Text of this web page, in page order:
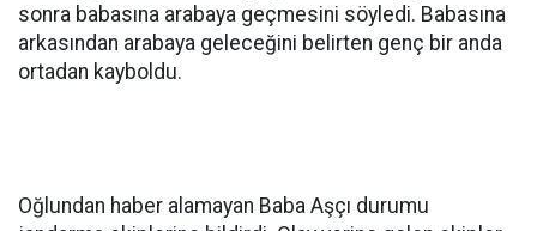
sonra babasına arabaya geçmesini söyledi. Babasına
arkasından arabaya geleceğini belirten genç bir anda
ortadan kayboldu.
Oğlundan haber alamayan Baba Aşçı durumu